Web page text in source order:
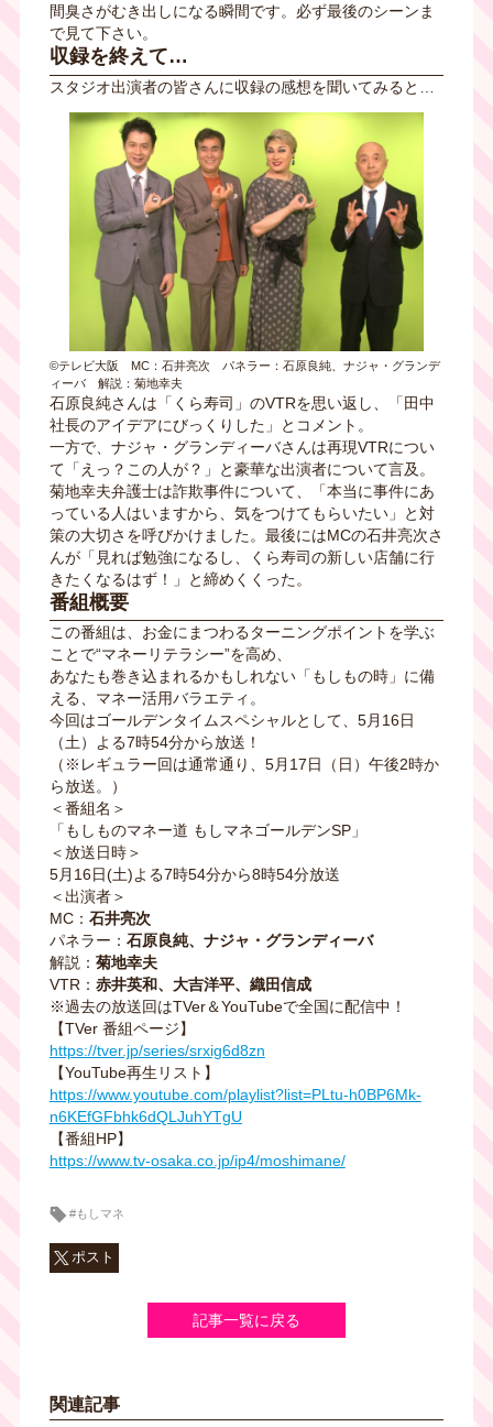
間臭さがむき出しになる瞬間です。必ず最後のシーンま
で見て下さい。
収録を終えて…
スタジオ出演者の皆さんに収録の感想を聞いてみると…
©テレビ大阪 MC：石井亮次 パネラー：石原良純、ナジャ・グランデ
ィーバ 解説：菊地幸夫
石原良純さんは「くら寿司」のVTRを思い返し、「田中
社長のアイデアにびっくりした」とコメント。
一方で、ナジャ・グランディーバさんは再現VTRについ
て「えっ？この人が？」と豪華な出演者について言及。
菊地幸夫弁護士は詐欺事件について、「本当に事件にあ
っている人はいますから、気をつけてもらいたい」と対
策の大切さを呼びかけました。最後にはMCの石井亮次さ
んが「見れば勉強になるし、くら寿司の新しい店舗に行
きたくなるはず！」と締めくくった。
番組概要
この番組は、お金にまつわるターニングポイントを学ぶ
ことで“マネーリテラシー”を高め、
あなたも巻き込まれるかもしれない「もしもの時」に備
える、マネー活用バラエティ。
今回はゴールデンタイムスペシャルとして、5月16日
（土）よる7時54分から放送！
（※レギュラー回は通常通り、5月17日（日）午後2時か
ら放送。）
＜番組名＞
「もしものマネー道 もしマネゴールデンSP」
＜放送日時＞
5月16日(土)よる7時54分から8時54分放送
＜出演者＞
MC： 石井亮次
パネラー： 石原良純、ナジャ・グランディーバ
解説： 菊地幸夫
VTR： 赤井英和、大吉洋平、織田信成
※過去の放送回はTVer＆YouTubeで全国に配信中！
【TVer 番組ページ】
https://tver.jp/series/srxig6d8zn
【YouTube再生リスト】
https://www.youtube.com/playlist?list=PLtu-h0BP6Mk-
n6KEfGFbhk6dQLJuhYTgU
【番組HP】
https://www.tv-osaka.co.jp/ip4/moshimane/
#もしマネ
ポスト
記事一覧に戻る
関連記事